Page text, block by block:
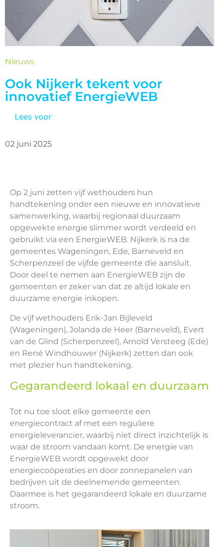
Nieuws
Ook Nijkerk tekent voor
innovatief EnergieWEB
Lees voor
02 juni 2025
Op 2 juni zetten vijf wethouders hun
handtekening onder een nieuwe en innovatieve
samenwerking, waarbij regionaal duurzaam
opgewekte energie slimmer wordt verdeeld en
gebruikt via een EnergieWEB. Nijkerk is na de
gemeentes Wageningen, Ede, Barneveld en
Scherpenzeel de vijfde gemeente die aansluit.
Door deel te nemen aan EnergieWEB zijn de
gemeenten er zeker van dat ze altijd lokale en
duurzame energie inkopen.
De vijf wethouders Erik-Jan Bijleveld
(Wageningen), Jolanda de Heer (Barneveld), Evert
van de Glind (Scherpenzeel), Arnold Versteeg (Ede)
en René Windhouwer (Nijkerk) zetten dan ook
met plezier hun handtekening.
Gegarandeerd lokaal en duurzaam
Tot nu toe sloot elke gemeente een
energiecontract af met een reguliere
energieleverancier, waarbij niet direct inzichtelijk is
waar de stroom vandaan komt. De energie van
EnergieWEB wordt opgewekt door
energiecoöperaties en door zonnepanelen van
bedrijven uit de deelnemende gemeenten.
Daarmee is het gegarandeerd lokale en duurzame
stroom.